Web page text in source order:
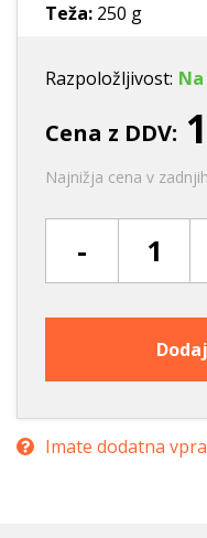
Teža: 250 g
Razpoložljivost:
Cena z DDV:
Najnižja cena v
-
Imate dodatna